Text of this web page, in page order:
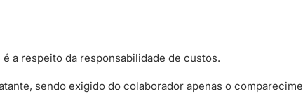
a respeito da responsabilidade de custos.
sendo exigido do colaborador apenas o